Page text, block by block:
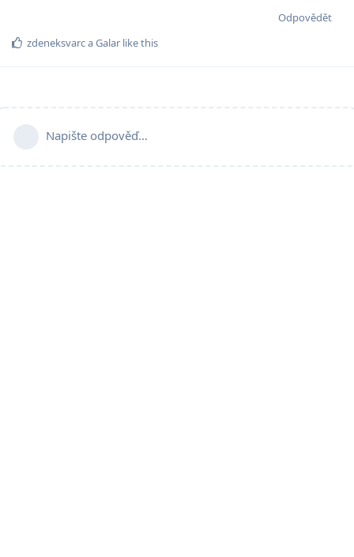
Odpovědět
zdeneksvarcaGalar like this
Napište odpověď…